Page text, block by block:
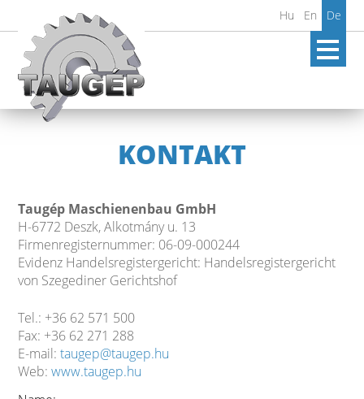
De
En
Hu
KONTAKT
Taugép Maschienenbau GmbH
H-6772 Deszk, Alkotmány u. 13
Firmenregisternummer: 06-09-000244
Evidenz Handelsregistergericht: Handelsregistergericht
von Szegediner Gerichtshof
Tel.: +36 62 571 500
Fax: +36 62 271 288
E-mail:taugep@taugep.hu
Web:www.taugep.hu